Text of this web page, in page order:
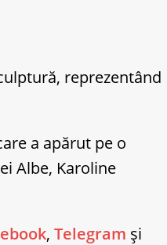
reprezentând
a apărut pe o
Albe, Karoline
, Telegram și